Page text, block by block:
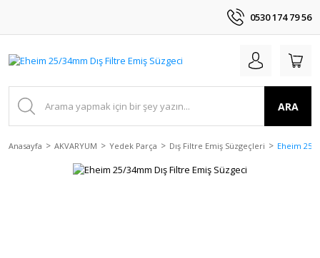
0530 174 79 56
ARA
Anasayfa AKVARYUM Yedek Parça Dış Filtre Emiş Süzgeçleri Eheim 25/